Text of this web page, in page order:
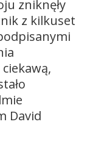
zniknęły
z kilkuset
David